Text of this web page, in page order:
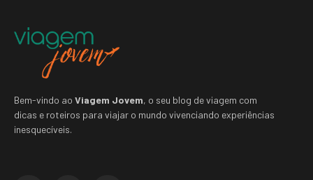
Bem-vindo ao Viagem Jovem, o seu blog de viagem com
dicas e roteiros para viajar o mundo vivenciando experiências
inesquecíveis.